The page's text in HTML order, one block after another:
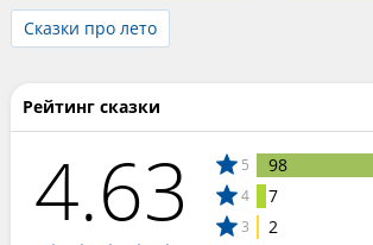
Сказки про лето
Рейтинг сказки
4.63 5 98
4 7
3 2